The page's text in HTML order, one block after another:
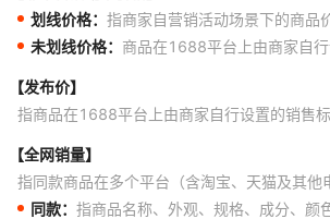
划线价格： 指商家自营销活动场景下的商品
未划线价格： 商品在1688平台上由商家自
【发布价】
指商品在1688平台上由商家自行设置的销售
【全网销量】
指同款商品在多个平台（含淘宝、天猫及其他
同款： 指商品名称、外观、规格、成分、颜